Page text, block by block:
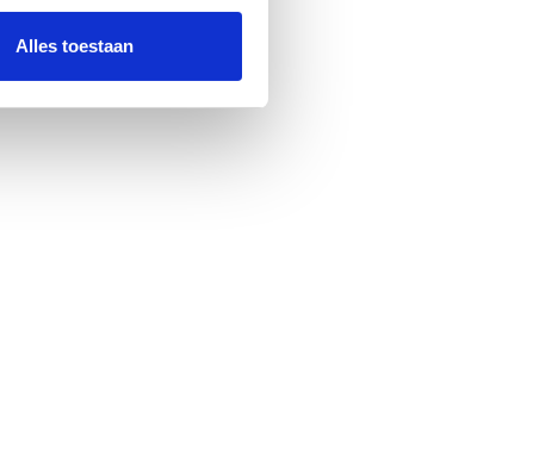
partners voor social
die u aan ze heeft
Alles toestaan